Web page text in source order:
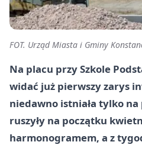
FOT. Urząd Miasta i Gminy
Na placu przy Szkole
widać już pierwszy zarys
niedawno istniała tylko
ruszyły na początku
harmonogramem, a z